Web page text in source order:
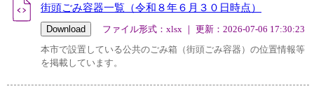
街頭ごみ容器一覧（令和８年６月３０日時点）
ファイル形式：xlsx ｜ 更新：2026-07-06 17:30:23
本市で設置している公共のごみ箱（街頭ごみ容器）の位置情報等
を掲載しています。